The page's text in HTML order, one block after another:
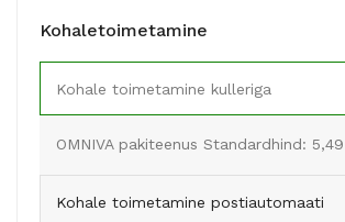
Kohaletoimetamine
Kohale toimetamine kulleriga
OMNIVA pakiteenus Standardhind: 5,49
Kohale toimetamine postiautomaati